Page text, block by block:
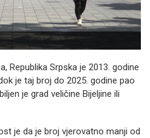
Republika Srpska je 2013. godine
je taj broj do 2025. godine pao
je grad veličine Bijeljine ili
je da je broj vjerovatno manji od